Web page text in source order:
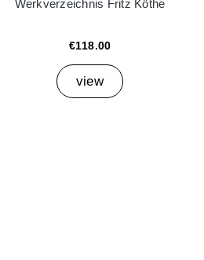
Werkverzeichnis Fritz Köthe
€118.00
view